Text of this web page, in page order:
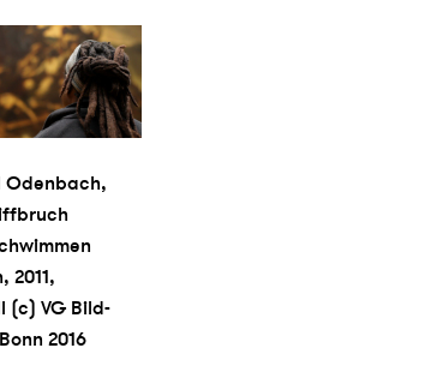
Odenbach,
2011,
(c) VG Bild-
2016